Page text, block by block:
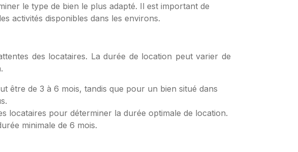
le type de bien le plus adapté. Il est important de
activités disponibles dans les environs.
des locataires. La durée de location peut varier de
être de 3 à 6 mois, tandis que pour un bien situé dans
locataires pour déterminer la durée optimale de location.
minimale de 6 mois.